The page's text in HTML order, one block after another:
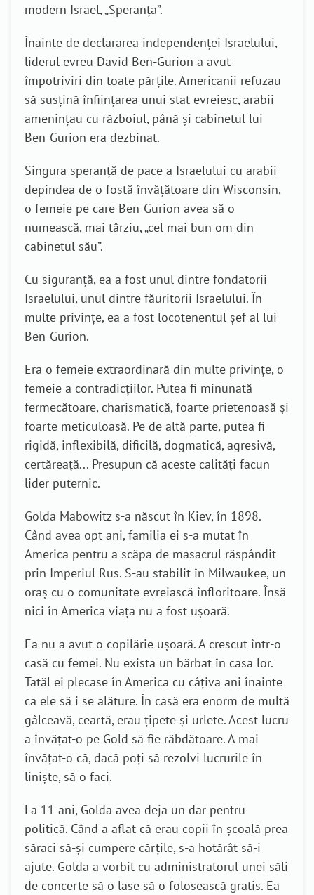
modern Israel, „Speranța”.
Înainte de declararea independenței Israelului,
liderul evreu David Ben-Gurion a avut
împotriviri din toate părțile. Americanii refuzau
să susțină înființarea unui stat evreiesc, arabii
amenințau cu războiul, până și cabinetul lui
Ben-Gurion era dezbinat.
Singura speranță de pace a Israelului cu arabii
depindea de o fostă învățătoare din Wisconsin,
o femeie pe care Ben-Gurion avea să o
numească, mai târziu, „cel mai bun om din
cabinetul său”.
Cu siguranță, ea a fost unul dintre fondatorii
Israelului, unul dintre făuritorii Israelului. În
multe privințe, ea a fost locotenentul șef al lui
Ben-Gurion.
Era o femeie extraordinară din multe privințe, o
femeie a contradicțiilor. Putea fi minunată
fermecătoare, charismatică, foarte prietenoasă și
foarte meticuloasă. Pe de altă parte, putea fi
rigidă, inflexibilă, dificilă, dogmatică, agresivă,
certăreață... Presupun că aceste calități facun
lider puternic.
Golda Mabowitz s-a născut în Kiev, în 1898.
Când avea opt ani, familia ei s-a mutat în
America pentru a scăpa de masacrul răspândit
prin Imperiul Rus. S-au stabilit în Milwaukee, un
oraș cu o comunitate evreiască înfloritoare. Însă
nici în America viața nu a fost ușoară.
Ea nu a avut o copilărie ușoară. A crescut într-o
casă cu femei. Nu exista un bărbat în casa lor.
Tatăl ei plecase în America cu câțiva ani înainte
ca ele să i se alăture. În casă era enorm de multă
gâlceavă, ceartă, erau țipete și urlete. Acest lucru
a învățat-o pe Gold să fie răbdătoare. A mai
învățat-o că, dacă poți să rezolvi lucrurile în
liniște, să o faci.
La 11 ani, Golda avea deja un dar pentru
politică. Când a aflat că erau copii în școală prea
săraci să-și cumpere cărțile, s-a hotărât să-i
ajute. Golda a vorbit cu administratorul unei săli
de concerte să o lase să o folosească gratis. Ea